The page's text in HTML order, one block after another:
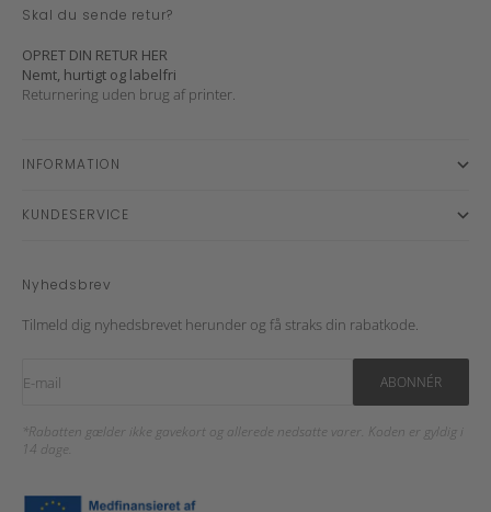
Skal du sende retur?
OPRET DIN RETUR HER
Nemt, hurtigt og labelfri
Returnering uden brug af printer.
INFORMATION
KUNDESERVICE
Nyhedsbrev
Tilmeld dig nyhedsbrevet herunder og få straks din rabatkode.
E-mail ABONNÉR
*Rabatten gælder ikke gavekort og allerede nedsatte varer. Koden er gyldig i
14 dage.